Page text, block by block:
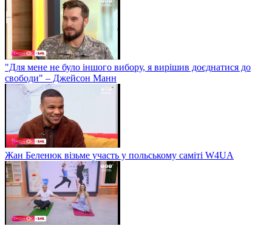
"Для мене не було іншого вибору, я вирішив доєднатися до
свободи" – Джейсон Манн
Жан Беленюк візьме участь у польському саміті W4UA